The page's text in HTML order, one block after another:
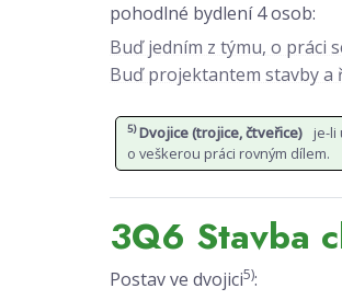
pohodlné bydlení 4 osob:
Buď jedním z týmu, o práci
Buď projektantem stavby a
5)Dvojice (trojice, čtveřice)
je-li
o veškerou práci rovným dílem.
3Q6 Stavba
Postav ve dvojici5):